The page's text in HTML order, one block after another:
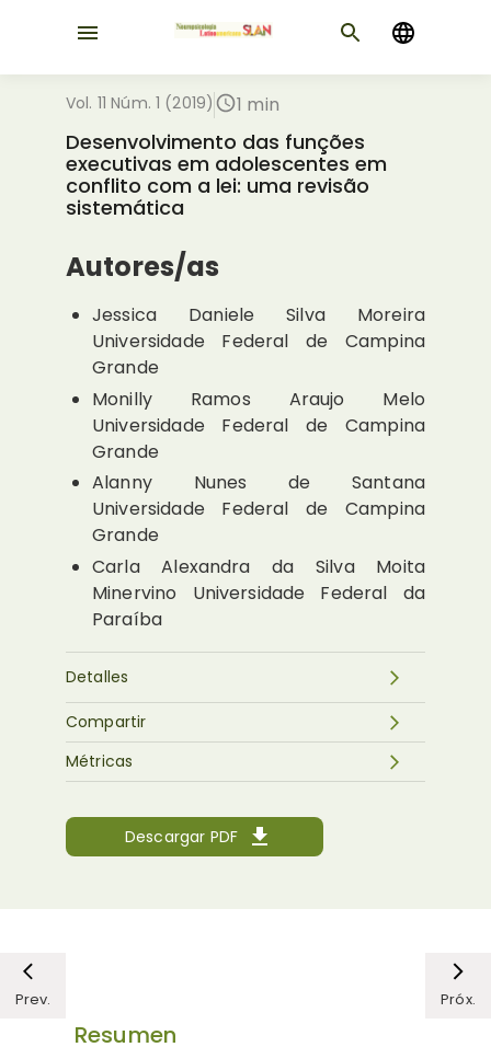
Vol. 11 Núm. 1 (2019) 1 min
Desenvolvimento das funções
executivas em adolescentes em
conflito com a lei: uma revisão
sistemática
Autores/as
Jessica Daniele Silva Moreira
Universidade Federal de Campina
Grande
Monilly Ramos Araujo Melo
Universidade Federal de Campina
Grande
Alanny Nunes de Santana
Universidade Federal de Campina
Grande
Carla Alexandra da Silva Moita
Minervino Universidade Federal da
Paraíba
Detalles
Descargar PDF
Métricas
Compartir
Prev. Próx.
Resumen